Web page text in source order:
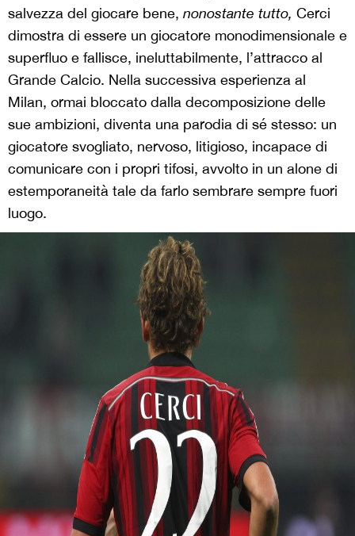
salvezza del giocare bene, nonostante tutto, Cerci
dimostra di essere un giocatore monodimensionale e
superfluo e fallisce, ineluttabilmente, l’attracco al
Grande Calcio. Nella successiva esperienza al
Milan, ormai bloccato dalla decomposizione delle
sue ambizioni, diventa una parodia di sé stesso: un
giocatore svogliato, nervoso, litigioso, incapace di
comunicare con i propri tifosi, avvolto in un alone di
estemporaneità tale da farlo sembrare sempre fuori
luogo.